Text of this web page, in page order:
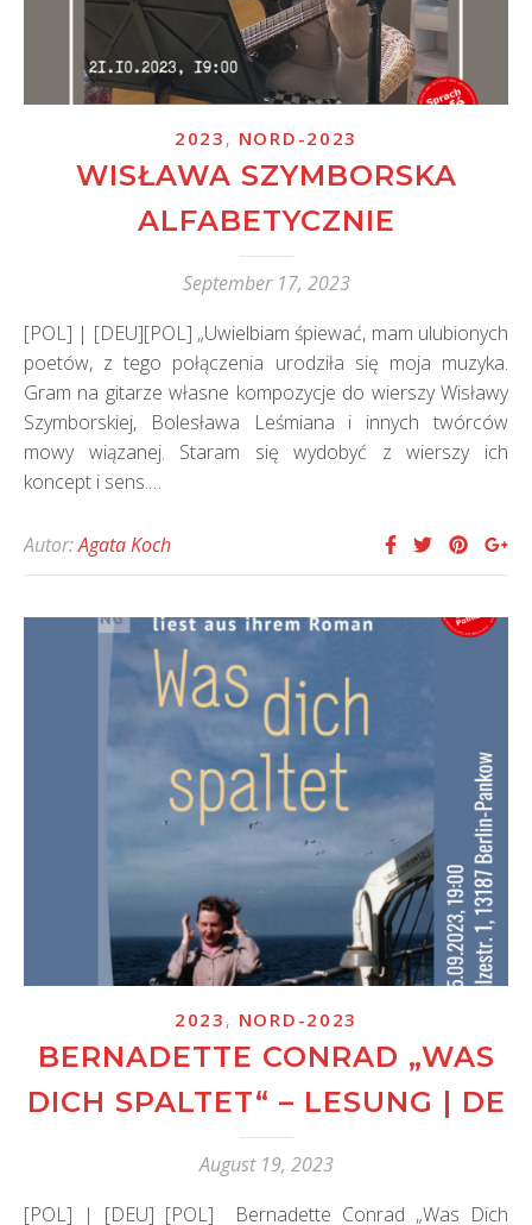
2023 , NORD-2023
WISŁAWA SZYMBORSKA
ALFABETYCZNIE
September 17, 2023
[POL] | [DEU][POL] „Uwielbiam śpiewać, mam ulubionych
poetów, z tego połączenia urodziła się moja muzyka.
Gram na gitarze własne kompozycje do wierszy Wisławy
Szymborskiej, Bolesława Leśmiana i innych twórców
mowy wiązanej. Staram się wydobyć z wierszy ich
koncept i sens.…
Autor:Agata Koch
2023 , NORD-2023
BERNADETTE CONRAD „WAS
DICH SPALTET“ – LESUNG | DE
August 19, 2023
[POL] | [DEU] [POL] Bernadette Conrad „Was Dich